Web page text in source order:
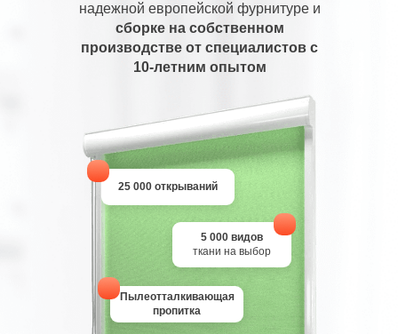
надежной европейской фурнитуре и
сборке на собственном
производстве от специалистов с
10-летним опытом
25 000 открываний
5 000 видов
ткани на выбор
Пылеотталкивающая
пропитка